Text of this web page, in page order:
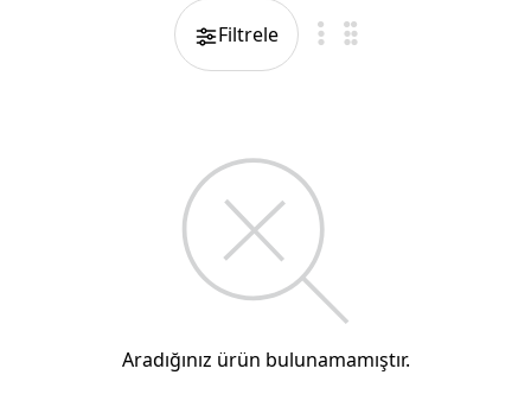
Filtrele
Aradığınız ürün bulunamamıştır.